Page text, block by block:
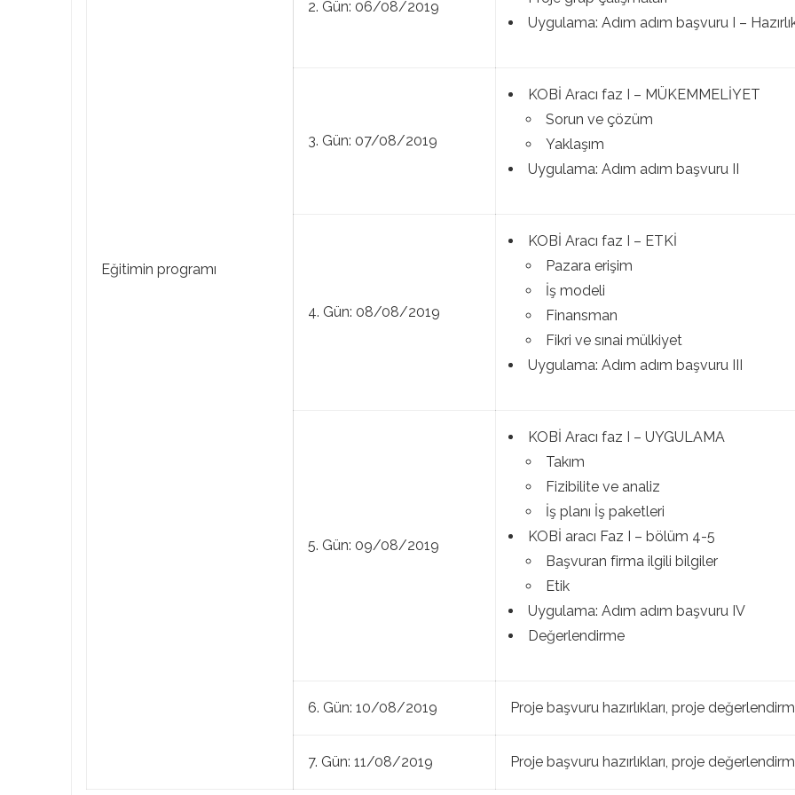
Eğitimin programı
2. Gün: 06/08/2019
Uygulama: Adım adım başvuru I –
3. Gün: 07/08/2019
KOBİ Aracı faz I – MÜKEMMELİYET
Sorun ve çözüm
Yaklaşım
Uygulama: Adım adım başvuru II
4. Gün: 08/08/2019
KOBİ Aracı faz I – ETKİ
Pazara erişim
İş modeli
Finansman
Fikri ve sınai mülkiyet
Uygulama: Adım adım başvuru III
5. Gün: 09/08/2019
KOBİ Aracı faz I – UYGULAMA
Takım
Fizibilite ve analiz
İş planı İş paketleri
KOBİ aracı Faz I – bölüm 4-5
Başvuran firma ilgili bilgiler
Etik
Uygulama: Adım adım başvuru IV
Değerlendirme
6. Gün: 10/08/2019 Proje başvuru hazırlıkları, proje
7. Gün: 11/08/2019 Proje başvuru hazırlıkları, proje